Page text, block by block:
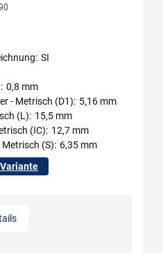
SI
0,8 mm
- Metrisch (D1)
5,16 mm
(L)
15,5 mm
(IC)
12,7 mm
Metrisch (S)
6,35 mm